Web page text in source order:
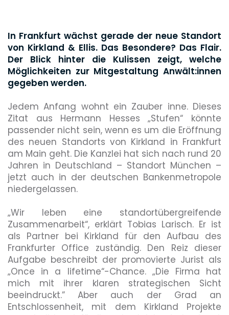
In Frankfurt wächst gerade der neue Standort
von Kirkland & Ellis. Das Besondere? Das Flair.
Der Blick hinter die Kulissen zeigt, welche
Möglichkeiten zur Mitgestaltung Anwält:innen
gegeben werden.
Jedem Anfang wohnt ein Zauber inne. Dieses
Zitat aus Hermann Hesses „Stufen“ könnte
passender nicht sein, wenn es um die Eröffnung
des neuen Standorts von Kirkland in Frankfurt
am Main geht. Die Kanzlei hat sich nach rund 20
Jahren in Deutschland – Standort München –
jetzt auch in der deutschen Bankenmetropole
niedergelassen.
„Wir leben eine standortübergreifende
Zusammenarbeit“, erklärt Tobias Larisch. Er ist
als Partner bei Kirkland für den Aufbau des
Frankfurter Office zuständig. Den Reiz dieser
Aufgabe beschreibt der promovierte Jurist als
„Once in a lifetime“-Chance. „Die Firma hat
mich mit ihrer klaren strategischen Sicht
beeindruckt.” Aber auch der Grad an
Entschlossenheit, mit dem Kirkland Projekte